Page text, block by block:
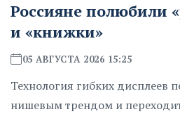
Россияне полюбили
и «книжки»
05 АВГУСТА 2026 15:25
Технология гибких дисплеев
нишевым трендом и